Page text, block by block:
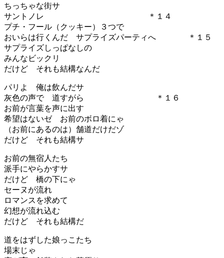
ちっちゃな街サ
サントノレ ＊１４
プチ・フール（クッキー）３つで
おいらは行くんだ サプライズパーティへ ＊１５
サプライズしっぱなしの
みんなビックリ
だけど それも結構なんだ
パリよ 俺は飲んだサ
灰色の声で 道すがら ＊１６
お前が言葉を声に出す
希望はないゼ お前のボロ着にゃ
（お前にあるのは）舗道だけだゾ
だけど それも結構サ
お前の無宿人たち
派手にやらかすサ
だけど 橋の下にゃ
セーヌが流れ
ロマンスを求めて
幻想が流れ込む
だけど それも結構だ
道をはずした娘っこたち
場末じゃ